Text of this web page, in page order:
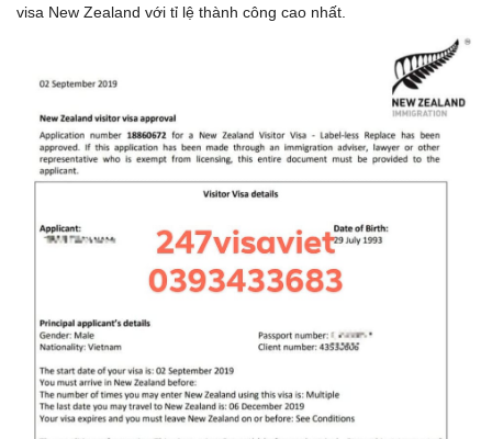
visa New Zealand với tỉ lệ thành công cao nhất.